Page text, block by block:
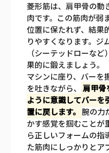
菱形筋は、肩甲骨の動
肉です。この筋肉が弱
位置に保たれず、結果
りやすくなります。ジ
（シーテッドローな
果的に鍛えましょう。
マシンに座り、バーを
を吐きながら、 肩甲骨
ように意識してバーを
置に戻します。 腕の力
かす感覚を掴むことが
ら正しいフォームの指
た筋肉にしっかりとア